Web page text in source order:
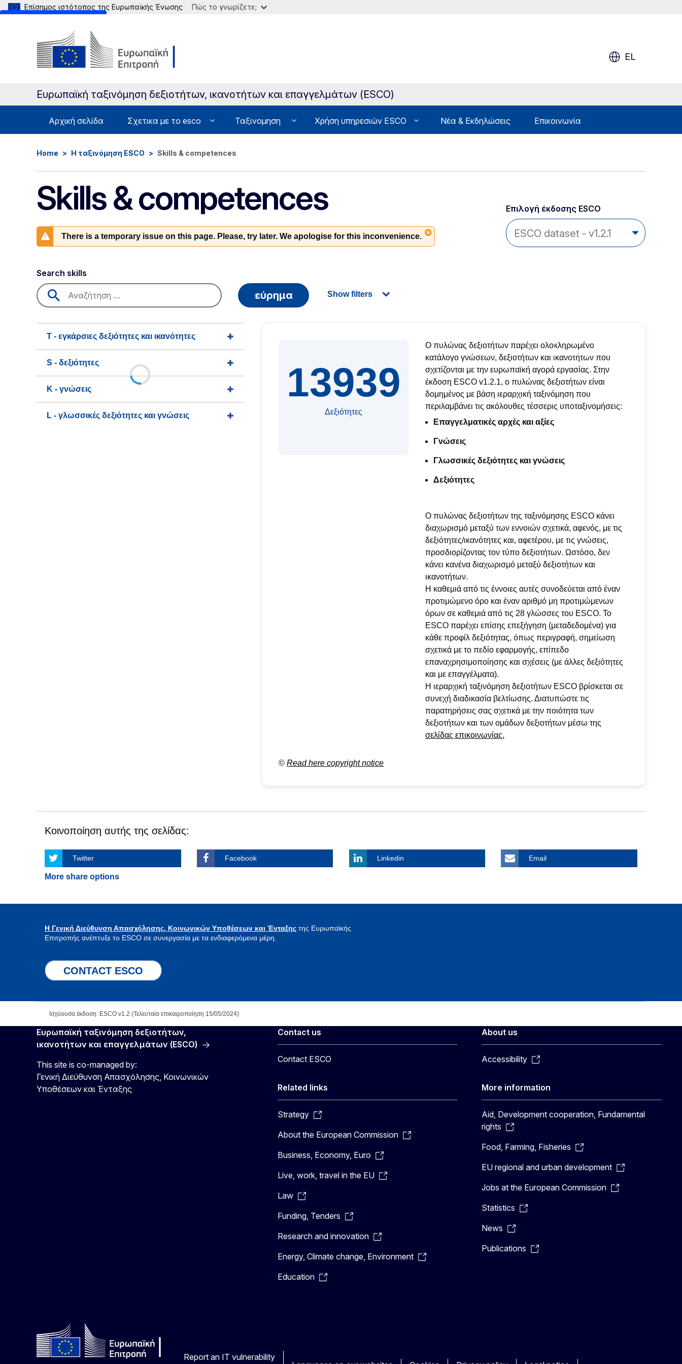
Επίσημος ιστότοπος της Ευρωπαϊκής Ένωσης Πώς το γνωρίζετε;
EL
Ευρωπαϊκή ταξινόμηση δεξιοτήτων, ικανοτήτων και επαγγελμάτων (ESCO)
Αρχική σελίδα Σχετικα με το esco Ταξινομηση Χρήση υπηρεσιών ESCO Νέα & Εκδηλώσεις Επικοινωνία
Home Η ταξινόμηση ESCO Skills & competences
Skills & competences
There is a temporary issue on this page. Please, try later. We apologise for this inconvenience.
Επιλογή έκδοσης ESCO
Search skills
εύρημα Show filters
T - εγκάρσιες δεξιότητες και ικανότητες
S - δεξιότητες
K - γνώσεις
L - γλωσσικές δεξιότητες και γνώσεις
13939
Δεξιότητες
Ο πυλώνας δεξιοτήτων παρέχει ολοκληρωμένο
κατάλογο γνώσεων, δεξιοτήτων και ικανοτήτων που
σχετίζονται με την ευρωπαϊκή αγορά εργασίας. Στην
έκδοση ESCO v1.2.1, ο πυλώνας δεξιοτήτων είναι
δομημένος με βάση ιεραρχική ταξινόμηση που
περιλαμβάνει τις ακόλουθες τέσσερις υποταξινομήσεις:
Επαγγελματικές αρχές και αξίες
Γνώσεις
Γλωσσικές δεξιότητες και γνώσεις
Δεξιότητες
Ο πυλώνας δεξιοτήτων της ταξινόμησης ESCO κάνει
διαχωρισμό μεταξύ των εννοιών σχετικά, αφενός, με τις
δεξιότητες/ικανότητες και, αφετέρου, με τις γνώσεις,
προσδιορίζοντας τον τύπο δεξιοτήτων. Ωστόσο, δεν
κάνει κανένα διαχωρισμό μεταξύ δεξιοτήτων και
ικανοτήτων.
Η καθεμιά από τις έννοιες αυτές συνοδεύεται από έναν
προτιμώμενο όρο και έναν αριθμό μη προτιμώμενων
όρων σε καθεμιά από τις 28 γλώσσες του ESCO. Το
ESCO παρέχει επίσης επεξήγηση (μεταδεδομένα) για
κάθε προφίλ δεξιότητας, όπως περιγραφή, σημείωση
σχετικά με το πεδίο εφαρμογής, επίπεδο
επαναχρησιμοποίησης και σχέσεις (με άλλες δεξιότητες
και με επαγγέλματα).
Η ιεραρχική ταξινόμηση δεξιοτήτων ESCO βρίσκεται σε
συνεχή διαδικασία βελτίωσης. Διατυπώστε τις
παρατηρήσεις σας σχετικά με την ποιότητα των
δεξιοτήτων και των ομάδων δεξιοτήτων μέσω της
σελίδας επικοινωνίας.
© Read here copyright notice
Κοινοποίηση αυτής της σελίδας:
Twitter Facebook Linkedin Email
More share options
Η Γενική Διεύθυνση Απασχόλησης, Κοινωνικών Υποθέσεων και Ένταξης της Ευρωπαϊκής
Επιτροπής ανέπτυξε το ESCO σε συνεργασία με τα ενδιαφερόμενα μέρη.
CONTACT ESCO
Ισχύουσα έκδοση: ESCO v1.2 (Τελευταία επικαιροποίηση 15/05/2024)
Ευρωπαϊκή ταξινόμηση δεξιοτήτων,
ικανοτήτων και επαγγελμάτων (ESCO)
This site is co-managed by:
Γενική Διεύθυνση Απασχόλησης, Κοινωνικών
Υποθέσεων και Ένταξης
Contact us
Contact ESCO
Related links
Strategy
About the European Commission
Business, Economy, Euro
Live, work, travel in the EU
Law
Funding, Tenders
Research and innovation
Energy, Climate change, Environment
Education
About us
Accessibility
More information
Aid, Development cooperation, Fundamental
rights
Food, Farming, Fisheries
EU regional and urban development
Jobs at the European Commission
Statistics
News
Publications
Report an IT vulnerability